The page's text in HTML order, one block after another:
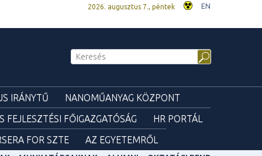
2026. augusztus 7., péntek EN
IRÁNYTŰ
NANOMŰANYAG KÖZPONT
FEJLESZTÉSI FŐIGAZGATÓSÁG
HR PORTÁL
FOR SZTE AZ EGYETEMRŐL